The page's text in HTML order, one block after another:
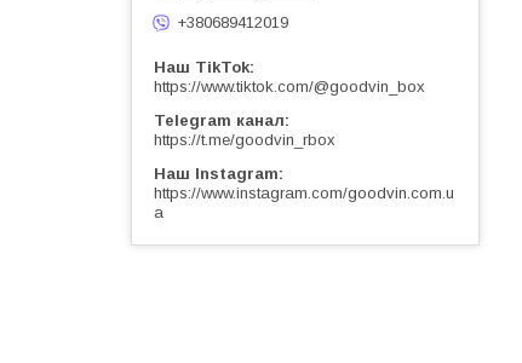
+380689412019
Наш TikTok
https://www.tiktok.com/@goodvin_box
Telegram канал
https://t.me/goodvin_rbox
Наш Instagram
https://www.instagram.com/goodvin.com.u
a